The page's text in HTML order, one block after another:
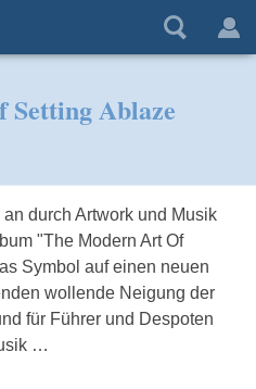
Ablaze
durch Artwork und Musik
"The Modern Art Of
Symbol auf einen neuen
wollende Neigung der
für Führer und Despoten
…